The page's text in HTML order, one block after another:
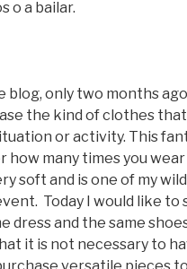
o a bailar.
blog, only two months
the kind of clothes that
or activity. This
many times you wear
soft and is one of my
Today I would like to
dress and the same
it is not necessary to